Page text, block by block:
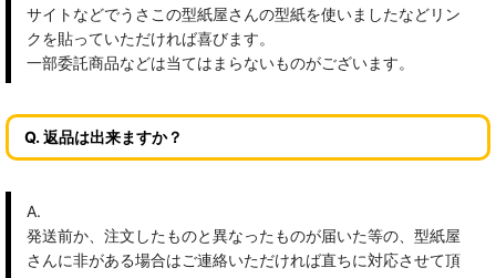
サイトなどでうさこの型紙屋さんの型紙を使いましたなどリン
クを貼っていただければ喜びます。
一部委託商品などは当てはまらないものがございます。
Q. 返品は出来ますか？
A.
発送前か、注文したものと異なったものが届いた等の、型紙屋
さんに非がある場合はご連絡いただければ直ちに対応させて頂